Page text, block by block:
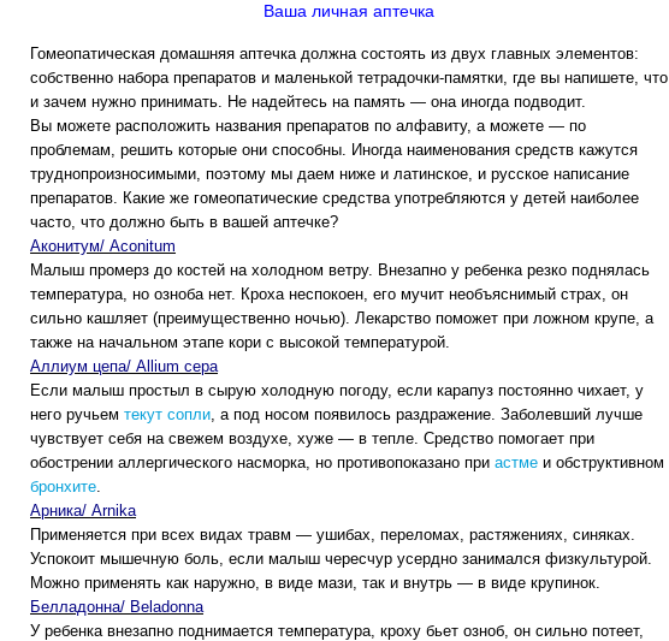
Ваша личная аптечка
Гомеопатическая домашняя аптечка должна состоять из двух главных элементов:
собственно набора препаратов и маленькой тетрадочки-памятки, где вы напишете, что
и зачем нужно принимать. Не надейтесь на память — она иногда подводит.
Вы можете расположить названия препаратов по алфавиту, а можете — по
проблемам, решить которые они способны. Иногда наименования средств кажутся
труднопроизносимыми, поэтому мы даем ниже и латинское, и русское написание
препаратов. Какие же гомеопатические средства употребляются у детей наиболее
часто, что должно быть в вашей аптечке?
Аконитум/ Aconitum
Малыш промерз до костей на холодном ветру. Внезапно у ребенка резко поднялась
температура, но озноба нет. Кроха неспокоен, его мучит необъяснимый страх, он
сильно кашляет (преимущественно ночью). Лекарство поможет при ложном крупе, а
также на начальном этапе кори с высокой температурой.
Аллиум цепа/ Allium сера
Если малыш простыл в сырую холодную погоду, если карапуз постоянно чихает, у
него ручьемтекут сопли, а под носом появилось раздражение. Заболевший лучше
чувствует себя на свежем воздухе, хуже — в тепле. Средство помогает при
обострении аллергического насморка, но противопоказано приастме и обструктивном
бронхите.
Арника/ Arnika
Применяется при всех видах травм — ушибах, переломах, растяжениях, синяках.
Успокоит мышечную боль, если малыш чересчур усердно занимался физкультурой.
Можно применять как наружно, в виде мази, так и внутрь — в виде крупинок.
Белладонна/ Beladonna
У ребенка внезапно поднимается температура, кроху бьет озноб, он сильно потеет,